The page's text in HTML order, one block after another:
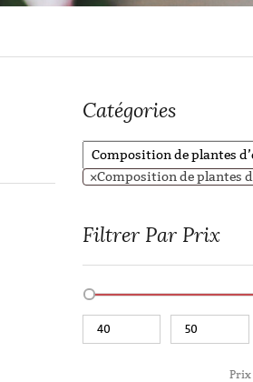
Catégories
×Composition de plantes
Filtrer Par Prix